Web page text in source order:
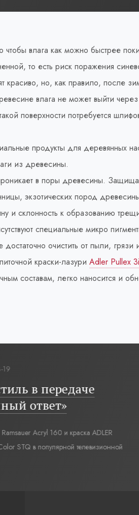
влага как можно быстрее
то есть риск поражения
но, как правило, после
влага не может выйти
поверхности потребуется
продукты для деревянных
из древесины.
в поры древесины.
экзотических пород
и склонность к образованию
специальные микро
очистить от пыли,
краски-лазури Adler Pullex
составам, легко наносится и
в передаче
Acryl 160 и краска ADLER
в популярной телевизионной